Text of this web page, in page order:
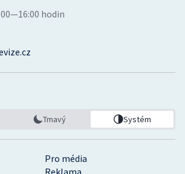
Pro média
hodin
Tmavý Systém